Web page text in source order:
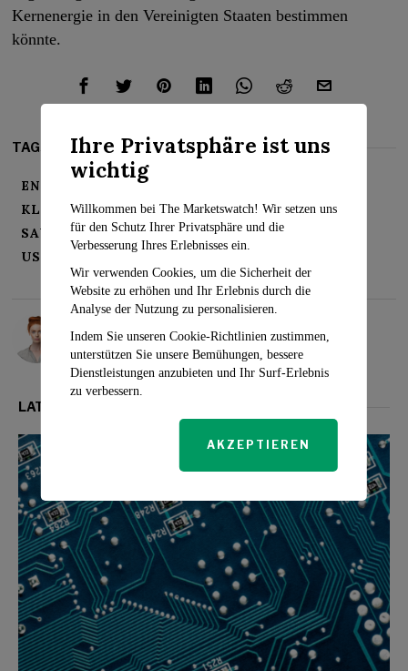
Kernenergie in den Vereinigten Staaten bestimmen
könnte.
TAGS:
ENERGIEPOLITIK
KLIMAWANDEL
NUKLEAR ENERGIE
SAUBERE ENERGIE
SÜDKOREA
US-KERNKRAFT
LATEST FROM UNTERNEHMEN
Ihre Privatsphäre ist uns
wichtig
Willkommen bei The Marketswatch! Wir setzen uns
für den Schutz Ihrer Privatsphäre und die
Verbesserung Ihres Erlebnisses ein.
Wir verwenden Cookies, um die Sicherheit der
Website zu erhöhen und Ihr Erlebnis durch die
Analyse der Nutzung zu personalisieren.
Indem Sie unseren Cookie-Richtlinien zustimmen,
unterstützen Sie unsere Bemühungen, bessere
Dienstleistungen anzubieten und Ihr Surf-Erlebnis
zu verbessern.
AKZEPTIEREN